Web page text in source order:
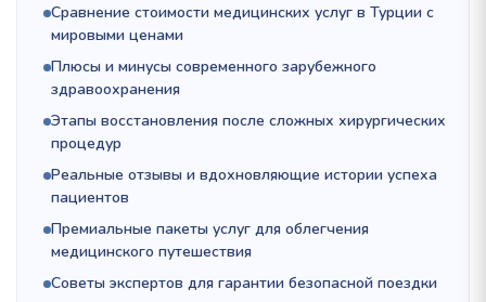
Сравнение стоимости медицинских услуг в Турции с
мировыми ценами
Плюсы и минусы современного зарубежного
здравоохранения
Этапы восстановления после сложных хирургических
процедур
Реальные отзывы и вдохновляющие истории успеха
пациентов
Премиальные пакеты услуг для облегчения
медицинского путешествия
Советы экспертов для гарантии безопасной поездки